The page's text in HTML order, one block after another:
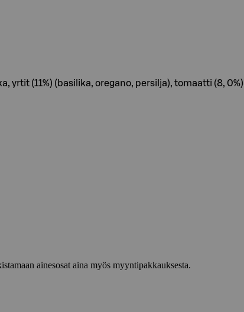
yrtit (11%) (basilika, oregano, persilja), tomaatti (8,
ainesosat aina myös myyntipakkauksesta.